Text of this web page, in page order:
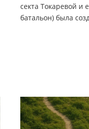
секта Токаревой и
батальон) была